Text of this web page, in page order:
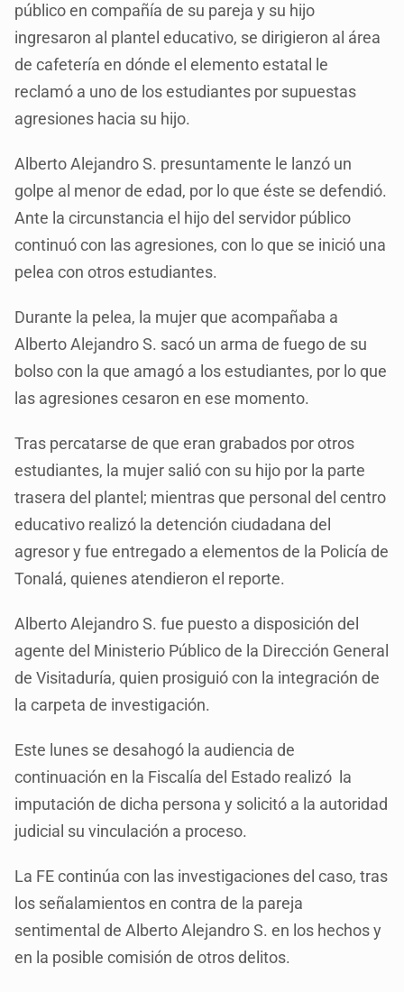
público en compañía de su pareja y su hijo
ingresaron al plantel educativo, se dirigieron al área
de cafetería en dónde el elemento estatal le
reclamó a uno de los estudiantes por supuestas
agresiones hacia su hijo.
Alberto Alejandro S. presuntamente le lanzó un
golpe al menor de edad, por lo que éste se defendió.
Ante la circunstancia el hijo del servidor público
continuó con las agresiones, con lo que se inició una
pelea con otros estudiantes.
Durante la pelea, la mujer que acompañaba a
Alberto Alejandro S. sacó un arma de fuego de su
bolso con la que amagó a los estudiantes, por lo que
las agresiones cesaron en ese momento.
Tras percatarse de que eran grabados por otros
estudiantes, la mujer salió con su hijo por la parte
trasera del plantel; mientras que personal del centro
educativo realizó la detención ciudadana del
agresor y fue entregado a elementos de la Policía de
Tonalá, quienes atendieron el reporte.
Alberto Alejandro S. fue puesto a disposición del
agente del Ministerio Público de la Dirección General
de Visitaduría, quien prosiguió con la integración de
la carpeta de investigación.
Este lunes se desahogó la audiencia de
continuación en la Fiscalía del Estado realizó la
imputación de dicha persona y solicitó a la autoridad
judicial su vinculación a proceso.
La FE continúa con las investigaciones del caso, tras
los señalamientos en contra de la pareja
sentimental de Alberto Alejandro S. en los hechos y
en la posible comisión de otros delitos.